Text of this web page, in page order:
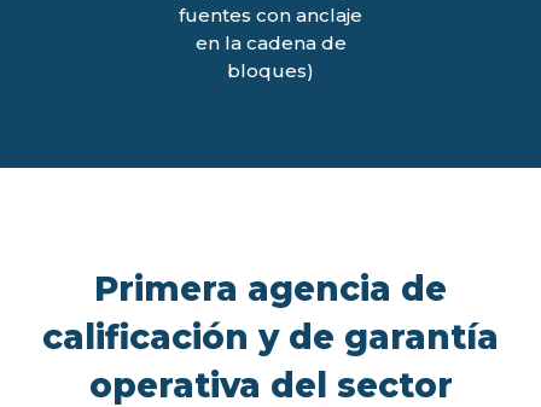
fuentes con anclaje
en la cadena de
bloques)
Primera agencia de
calificación y de garantía
operativa del sector